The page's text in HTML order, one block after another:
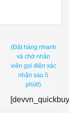
(Đặt hàng nhanh
và chờ nhân
viên gọi điện xác
nhận sau 5
phút!)